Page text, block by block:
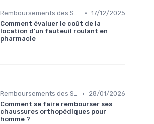
Remboursements des Soins Médicaux • 17/12/2025
Comment évaluer le coût de la
location d'un fauteuil roulant en
pharmacie
Remboursements des Soins Médicaux •
28/01/2026
Comment se faire rembourser ses
chaussures orthopédiques pour
homme ?